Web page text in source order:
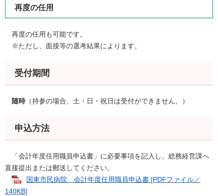
再度の任用
再度の任用も可能です。
※ただし、面接等の選考結果によります。
受付期間
随時 （持参の場合、土・日・祝日は受付ができません。）
申込方法
「会計年度任用職員申込書」に必要事項を記入し、総務経営課へ
直接提出または郵送してください。
国東市民病院 会計年度任用職員申込書 [PDFファイル／
140KB]